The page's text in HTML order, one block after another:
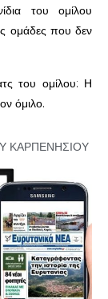
του ομίλου
ομάδες που δεν
του ομίλου: Η
όμιλο.
ΚΑΡΠΕΝΗΣΙΟΥ